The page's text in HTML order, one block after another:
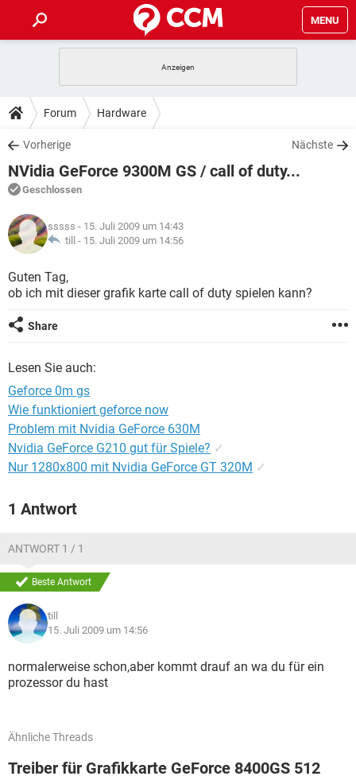
MENU
ANDROID
WINDOWS 10
WHATSAPP TIKTOK
FACEBOOK
TIPPS & TRICKS
SPIELE
WINDOWS 10
WHATSAPP
FACEBOOK
DOWNLOADS
SPIELE STREAMING
ANDROID
WINDOWS 10
WHATSAPP
FACEBOOK
FORUM
SPIELE
ANDROID
WHATSAPP TIKTOK
FACEBOOK
LEXIKON
SPIELE
ANDROID
WHATSAPP
FACEBOOK
Forum Hardware
Vorherige Nächste
NVidia GeForce 9300M GS / call of duty...
Geschlossen
sssss - 15. Juli 2009 um 14:43
till - 15. Juli 2009 um 14:56
Guten Tag,
ob ich mit dieser grafik karte call of duty spielen kann?
Share
Lesen Sie auch:
Geforce 0m gs
Wie funktioniert geforce now
Problem mit Nvidia GeForce 630M
Nvidia GeForce G210 gut für Spiele? ✓
Nur 1280x800 mit Nvidia GeForce GT 320M ✓
1 Antwort
ANTWORT 1 / 1
Beste Antwort
till
15. Juli 2009 um 14:56
normalerweise schon,aber kommt drauf an wa du für ein
prozessor du hast
Ähnliche Threads
Treiber für Grafikkarte GeForce 8400GS 512